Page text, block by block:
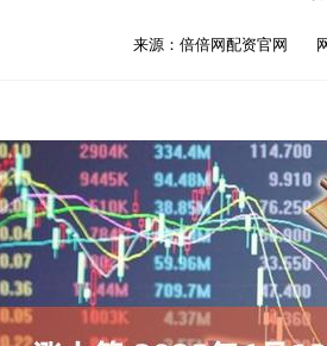
来源：倍倍网配资官网